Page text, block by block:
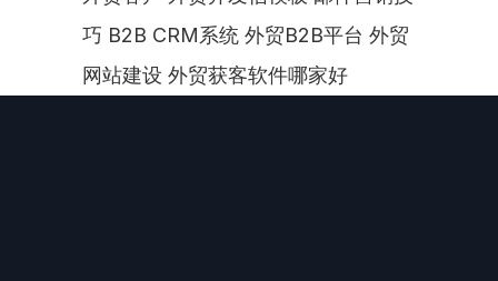
巧 B2B CRM系统 外贸B2B平台 外贸
网站建设 外贸获客软件哪家好